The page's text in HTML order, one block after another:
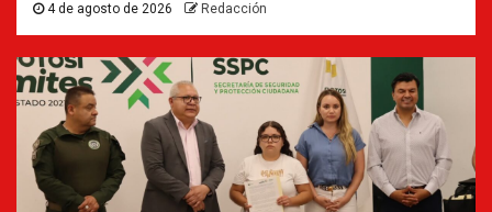
4 de agosto de 2026 Redacción